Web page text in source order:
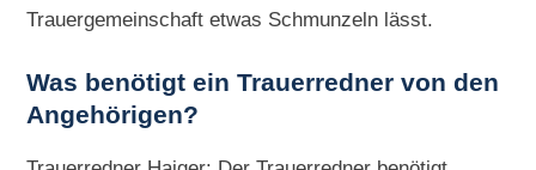
Trauergemeinschaft etwas Schmunzeln lässt.
Was benötigt ein Trauerredner von den
Angehörigen?